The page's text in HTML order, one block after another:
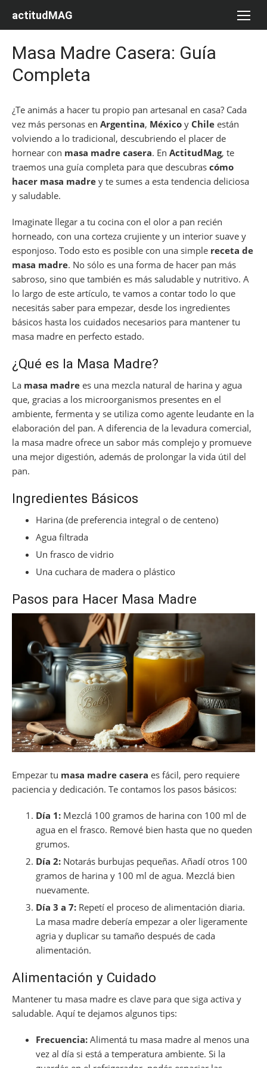
actitudMAG
Masa Madre Casera: Guía
Completa
¿Te animás a hacer tu propio pan artesanal en casa? Cada
vez más personas en Argentina, México y Chile están
volviendo a lo tradicional, descubriendo el placer de
hornear con masa madre casera. En ActitudMag, te
traemos una guía completa para que descubras cómo
hacer masa madre y te sumes a esta tendencia deliciosa
y saludable.
Imaginate llegar a tu cocina con el olor a pan recién
horneado, con una corteza crujiente y un interior suave y
esponjoso. Todo esto es posible con una simple receta de
masa madre. No sólo es una forma de hacer pan más
sabroso, sino que también es más saludable y nutritivo. A
lo largo de este artículo, te vamos a contar todo lo que
necesitás saber para empezar, desde los ingredientes
básicos hasta los cuidados necesarios para mantener tu
masa madre en perfecto estado.
¿Qué es la Masa Madre?
La masa madre es una mezcla natural de harina y agua
que, gracias a los microorganismos presentes en el
ambiente, fermenta y se utiliza como agente leudante en la
elaboración del pan. A diferencia de la levadura comercial,
la masa madre ofrece un sabor más complejo y promueve
una mejor digestión, además de prolongar la vida útil del
pan.
Ingredientes Básicos
Harina (de preferencia integral o de centeno)
Agua filtrada
Un frasco de vidrio
Una cuchara de madera o plástico
Pasos para Hacer Masa Madre
Empezar tu masa madre casera es fácil, pero requiere
paciencia y dedicación. Te contamos los pasos básicos:
Día 1: Mezclá 100 gramos de harina con 100 ml de
agua en el frasco. Remové bien hasta que no queden
grumos.
Día 2: Notarás burbujas pequeñas. Añadí otros 100
gramos de harina y 100 ml de agua. Mezclá bien
nuevamente.
Día 3 a 7: Repetí el proceso de alimentación diaria.
La masa madre debería empezar a oler ligeramente
agria y duplicar su tamaño después de cada
alimentación.
Alimentación y Cuidado
Mantener tu masa madre es clave para que siga activa y
saludable. Aquí te dejamos algunos tips:
Frecuencia: Alimentá tu masa madre al menos una
vez al día si está a temperatura ambiente. Si la